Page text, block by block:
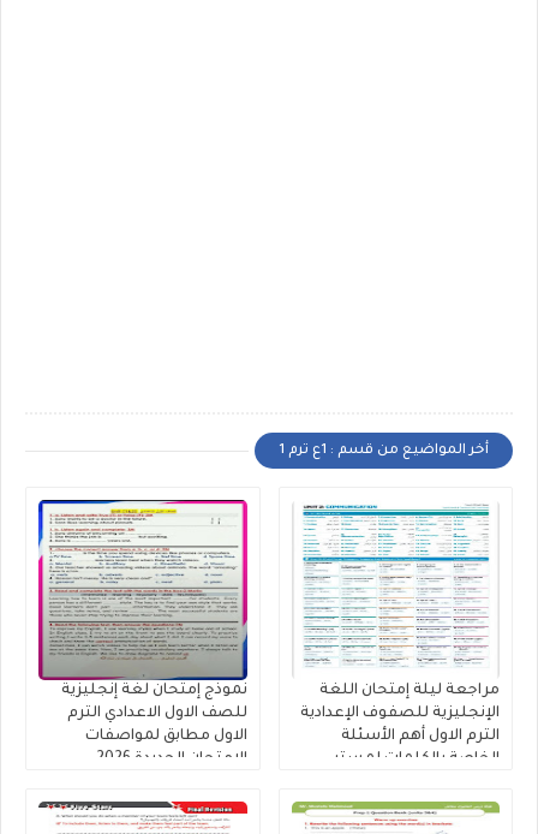
أخر المواضيع من قسم : 1ع ترم 1
مراجعة ليلة إمتحان اللغة
الإنجليزية للصفوف الإعدادية
الترم الاول أهم الأسئلة
الخاصة بالكلمات لمستر
نموذج إمتحان لغة إنجليزية
للصف الاول الاعدادي الترم
الاول مطابق لمواصفات
الامتحان الجديدة 2026